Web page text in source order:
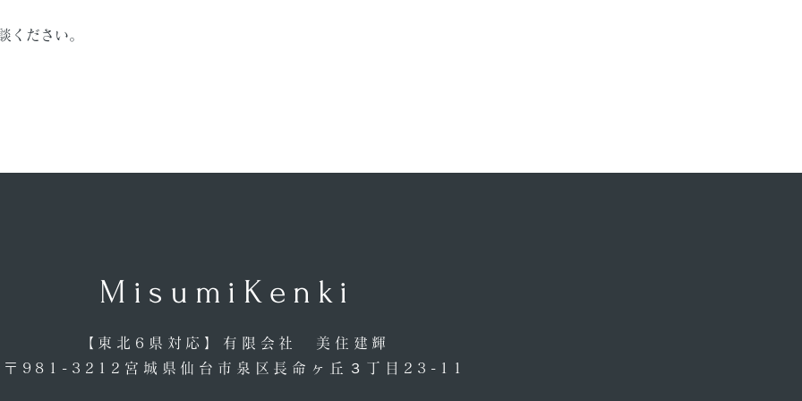
ください。
​MisumiKenki
【東北6県対応】​有限会社 美住建輝
​〒981-3212宮城県仙台市泉区長命ヶ丘３丁目23-11